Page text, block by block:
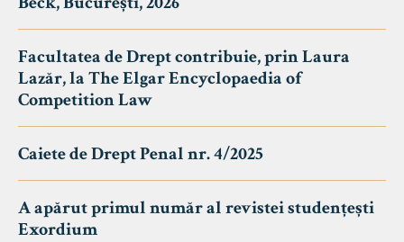
Facultatea de Drept contribuie, prin Laura
Lazăr, la The Elgar Encyclopaedia of
Competition Law
Caiete de Drept Penal nr. 4/2025
A apărut primul număr al revistei studențești
Exordium